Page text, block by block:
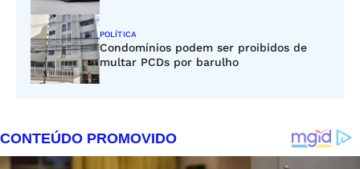
POLÍTICA
Condomínios podem ser proibidos de
multar PCDs por barulho